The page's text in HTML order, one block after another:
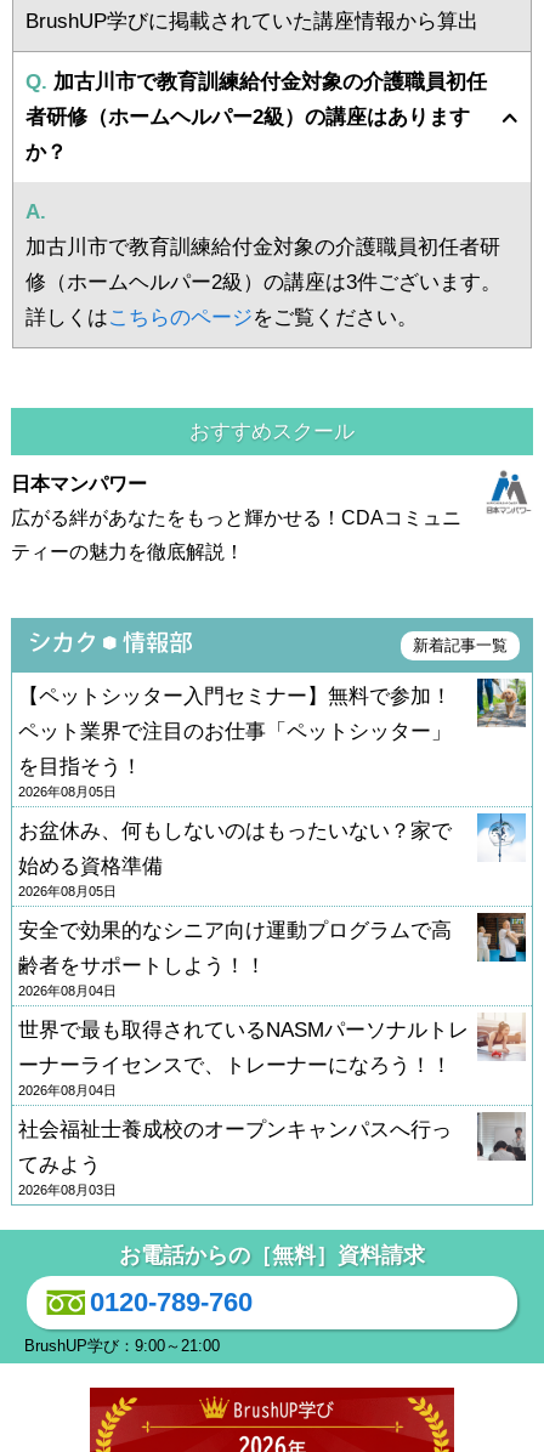
BrushUP学びに掲載されていた講座情報から算出
Q. 加古川市で教育訓練給付金対象の介護職員初任
者研修（ホームヘルパー2級）の講座はあります
か？
A.
加古川市で教育訓練給付金対象の介護職員初任者研
修（ホームヘルパー2級）の講座は3件ございます。
詳しくはこちらのページをご覧ください。
おすすめスクール
日本マンパワー
広がる絆があなたをもっと輝かせる！CDAコミュニ
ティーの魅力を徹底解説！
新着記事一覧
【ペットシッター入門セミナー】無料で参加！
ペット業界で注目のお仕事「ペットシッター」
を目指そう！
2026年08月05日
お盆休み、何もしないのはもったいない？家で
始める資格準備
2026年08月05日
安全で効果的なシニア向け運動プログラムで高
齢者をサポートしよう！！
2026年08月04日
世界で最も取得されているNASMパーソナルトレ
ーナーライセンスで、トレーナーになろう！！
2026年08月04日
社会福祉士養成校のオープンキャンパスへ行っ
てみよう
2026年08月03日
お電話からの［無料］資料請求
0120-789-760
BrushUP学び：9:00～21:00